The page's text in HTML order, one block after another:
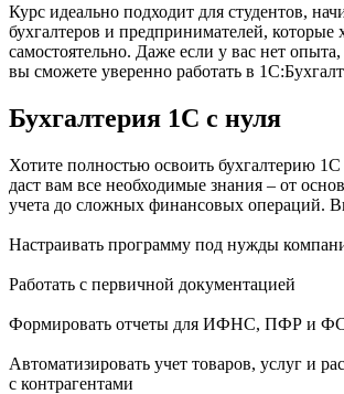
Курс идеально подходит для студентов,
бухгалтеров и предпринимателей, которые
самостоятельно. Даже если у вас нет
вы сможете уверенно работать в
Бухгалтерия 1С с нуля
Хотите полностью освоить бухгалтерию
даст вам все необходимые знания – от
учета до сложных финансовых операций.
Настраивать программу под нужды
Работать с первичной документацией
Формировать отчеты для ИФНС, ПФР и
Автоматизировать учет товаров, услуг и
с контрагентами